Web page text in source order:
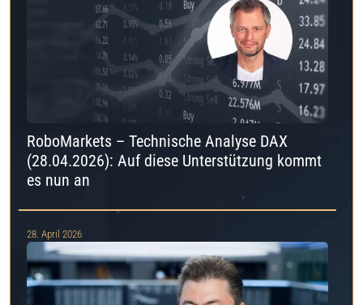
RoboMarkets – Technische Analyse DAX
(28.04.2026): Auf diese Unterstützung kommt
es nun an
28. April 2026